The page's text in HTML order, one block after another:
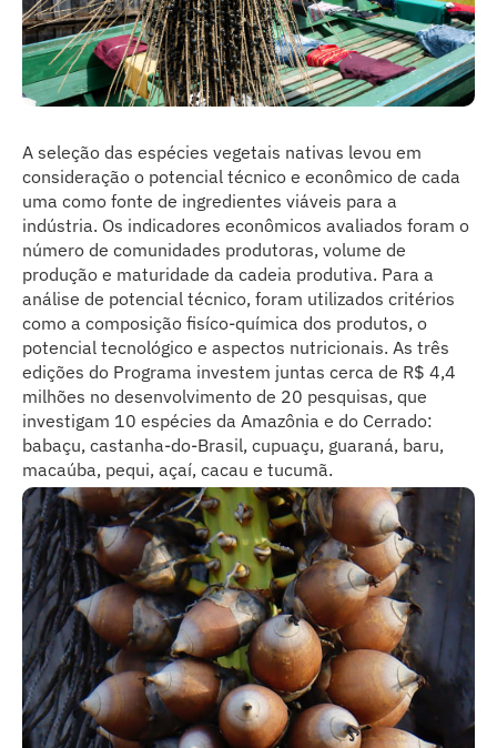
A seleção das espécies vegetais nativas levou em
consideração o potencial técnico e econômico de cada
uma como fonte de ingredientes viáveis para a
indústria. Os indicadores econômicos avaliados foram o
número de comunidades produtoras, volume de
produção e maturidade da cadeia produtiva. Para a
análise de potencial técnico, foram utilizados critérios
como a composição fisíco-química dos produtos, o
potencial tecnológico e aspectos nutricionais. As três
edições do Programa investem juntas cerca de R$ 4,4
milhões no desenvolvimento de 20 pesquisas, que
investigam 10 espécies da Amazônia e do Cerrado:
babaçu, castanha-do-Brasil, cupuaçu, guaraná, baru,
macaúba, pequi, açaí, cacau e tucumã.